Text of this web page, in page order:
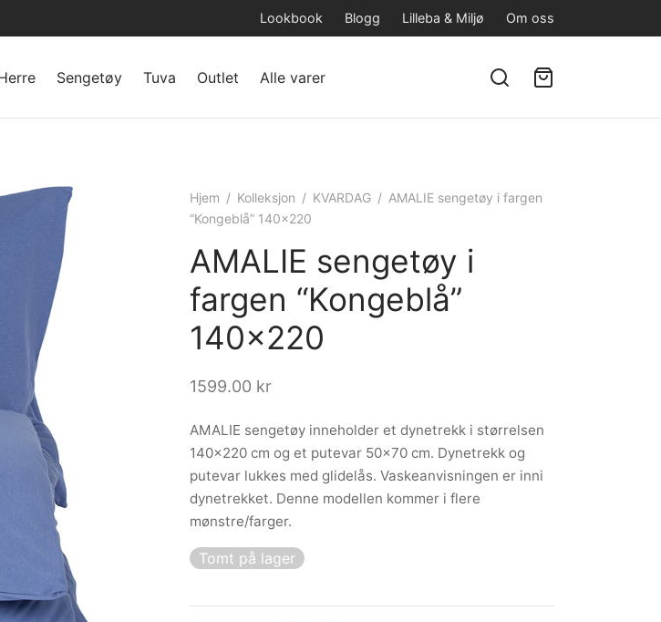
Lookbook Blogg Lilleba & Miljø Om oss
Sengetøy Tuva Outlet Alle varer
Hjem / Kolleksjon / KVARDAG / AMALIE sengetøy i fargen
“Kongeblå” 140×220
AMALIE sengetøy i
fargen “Kongeblå”
140×220
1599.00 kr
AMALIE sengetøy inneholder et dynetrekk i størrelsen
140×220 cm og et putevar 50×70 cm. Dynetrekk og
putevar lukkes med glidelås. Vaskeanvisningen er inni
dynetrekket. Denne modellen kommer i flere
mønstre/farger.
Tomt på lager